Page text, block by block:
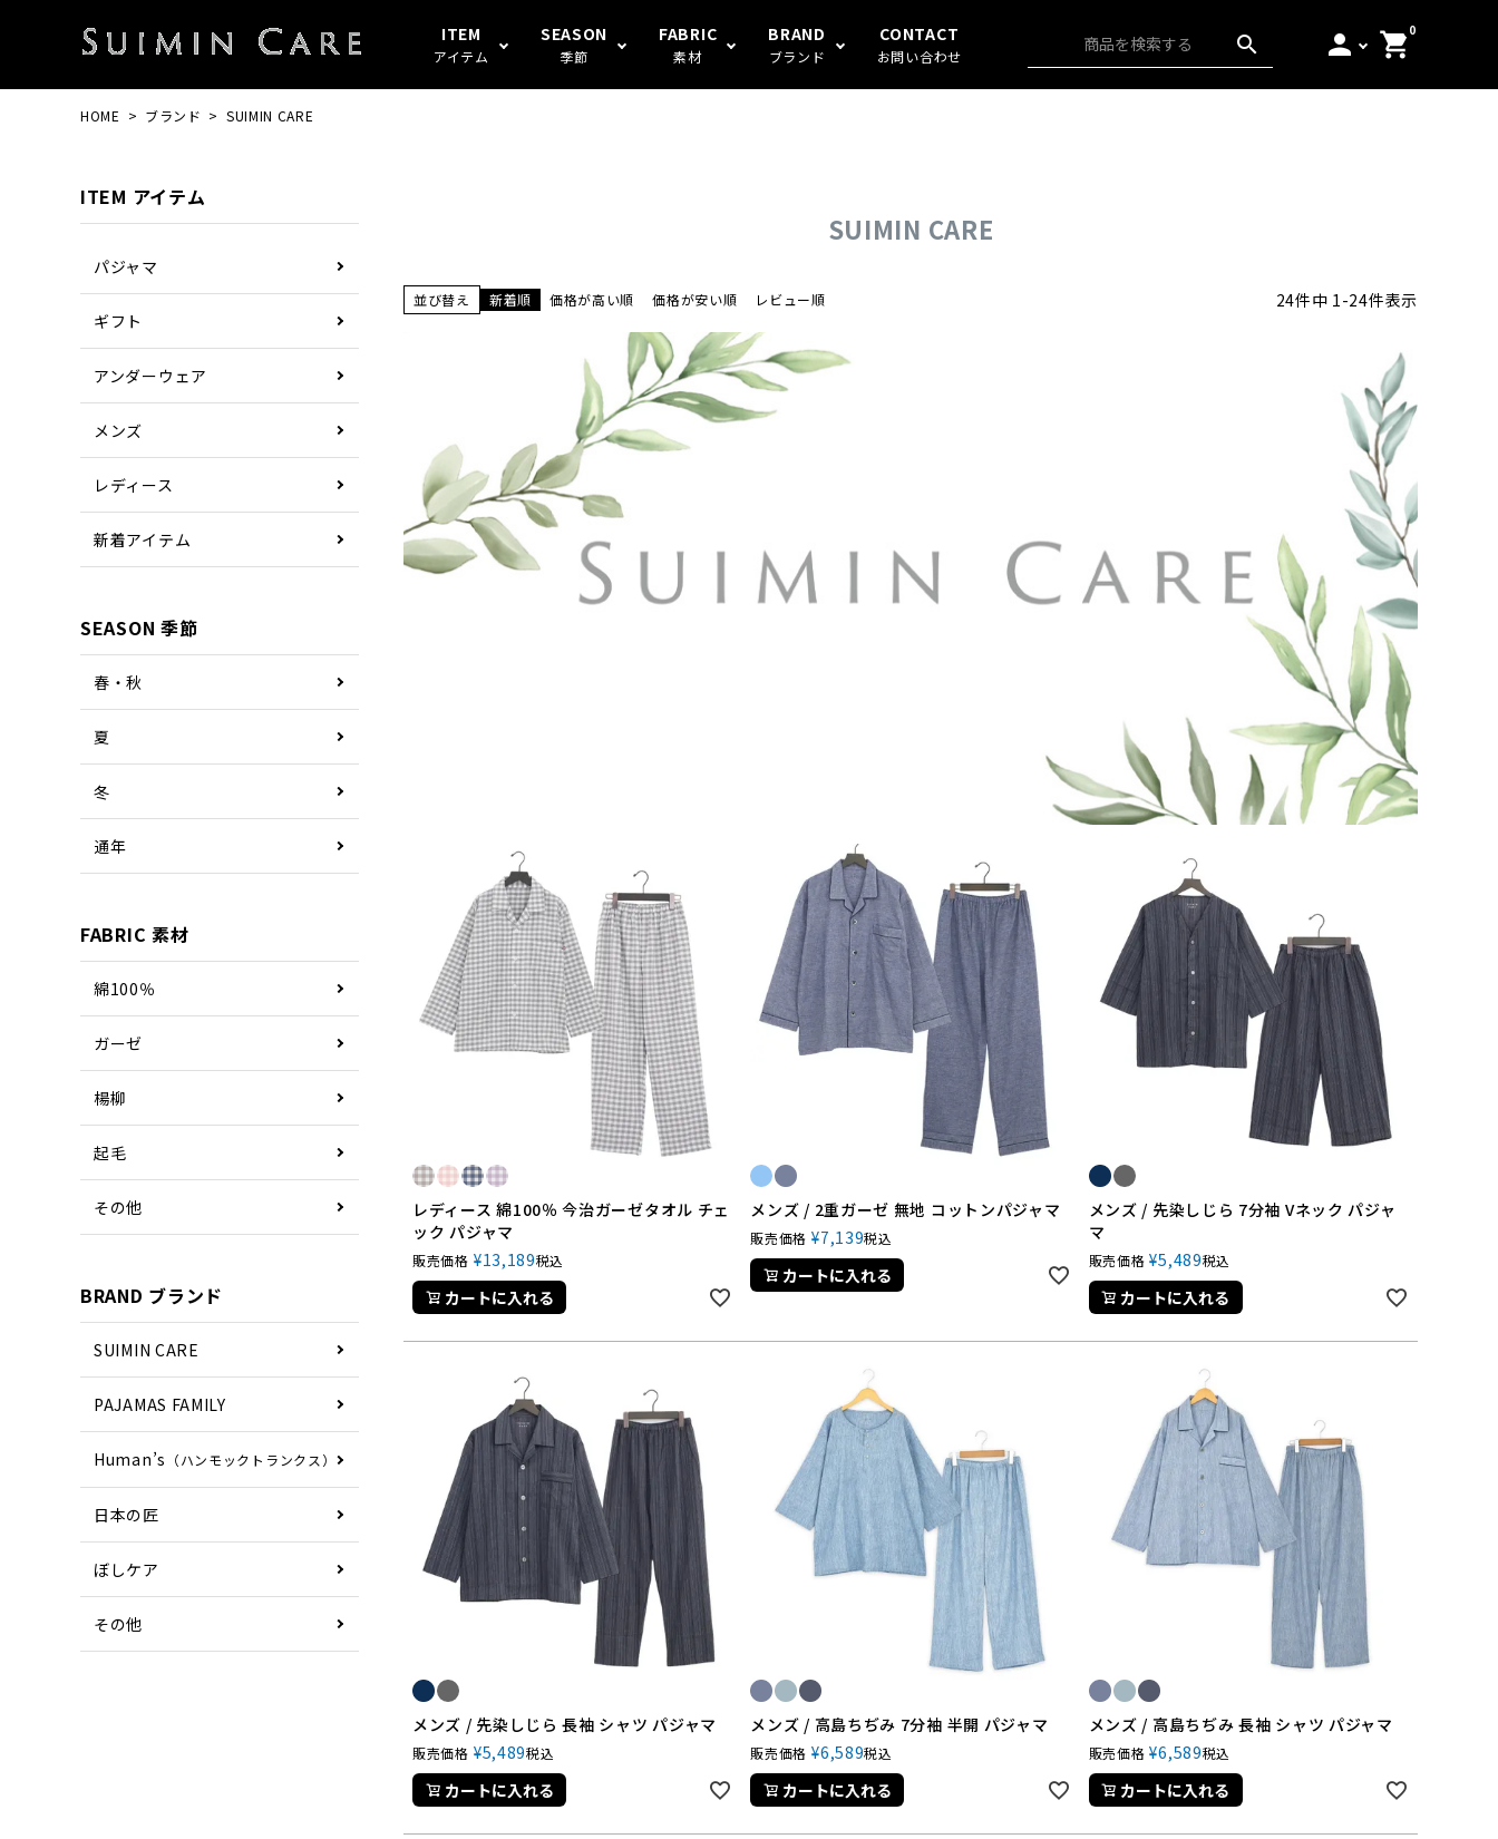
ITEM
アイテム
SEASON
季節
FABRIC
素材
BRAND
ブランド
CONTACT
お問い合わせ search person 0
shopping_cart
HOME ブランド SUIMIN CARE
ITEM アイテム
パジャマ
ギフト
アンダーウェア
メンズ
レディース
新着アイテム
SEASON 季節
春・秋
夏
冬
通年
FABRIC 素材
綿100％
ガーゼ
楊柳
起毛
その他
BRAND ブランド
SUIMIN CARE
PAJAMAS FAMILY
Human’s （ハンモックトランクス）
日本の匠
ぼしケア
その他
SUIMIN CARE
並び替え 新着順 価格が高い順 価格が安い順 レビュー順 24件中 1-24件表示
レディース 綿100％ 今治ガーゼタオル チェ
ック パジャマ
販売価格 ¥13,189税込
カートに入れる
メンズ / 2重ガーゼ 無地 コットンパジャマ
販売価格 ¥7,139税込
カートに入れる
メンズ / 先染しじら 7分袖 Vネック パジャ
マ
販売価格 ¥5,489税込
カートに入れる
メンズ / 先染しじら 長袖 シャツ パジャマ
販売価格 ¥5,489税込
カートに入れる
メンズ / 高島ちぢみ 7分袖 半開 パジャマ
販売価格 ¥6,589税込
カートに入れる
メンズ / 高島ちぢみ 長袖 シャツ パジャマ
販売価格 ¥6,589税込
カートに入れる